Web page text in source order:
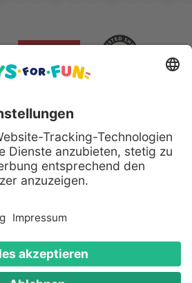
bezahlen mit:
und Logos sind eingetragene
der jeweiligen Hersteller.
2026 Toys for Fun GmbH - Alle
vorbehalten